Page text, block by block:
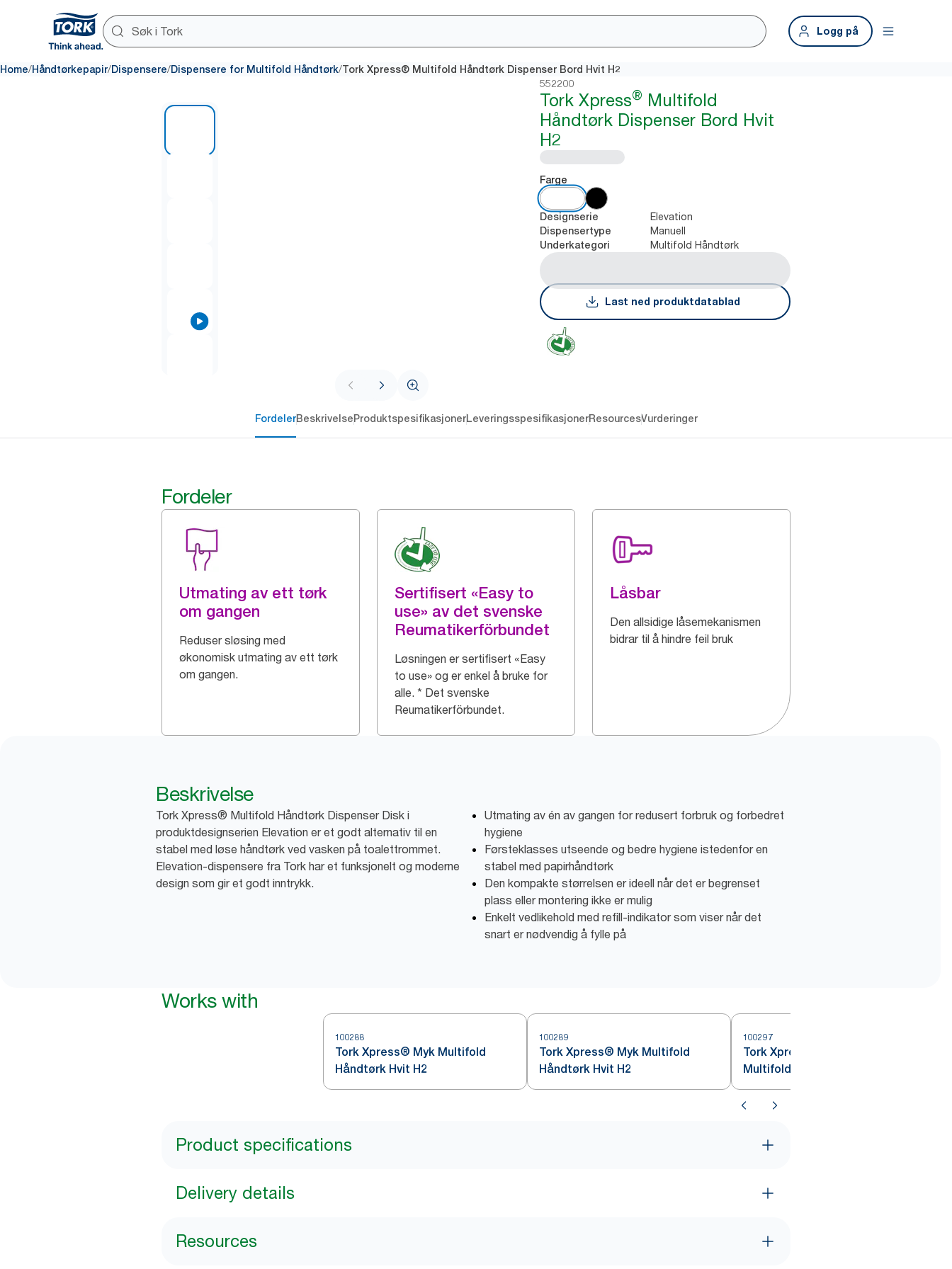
Logg på
Home/Håndtørkepapir/Dispensere/Dispensere for Multifold Håndtørk/Tork Xpress® Multifold Håndtørk Dispenser Bord Hvit H2
552200
Tork Xpress® Multifold
Håndtørk Dispenser Bord Hvit
H2
Farge
Designserie Elevation
Dispensertype Manuell
Underkategori Multifold Håndtørk
Last ned produktdatablad
FordelerBeskrivelseProduktspesifikasjonerLeveringsspesifikasjonerResourcesVurderinger
Fordeler
Utmating av ett tørk
om gangen
Reduser sløsing med
økonomisk utmating av ett tørk
om gangen.
Sertifisert «Easy to
use» av det svenske
Reumatikerförbundet
Løsningen er sertifisert «Easy
to use» og er enkel å bruke for
alle. * Det svenske
Reumatikerförbundet.
Låsbar
Den allsidige låsemekanismen
bidrar til å hindre feil bruk
Beskrivelse
Tork Xpress® Multifold Håndtørk Dispenser Disk i
produktdesignserien Elevation er et godt alternativ til en
stabel med løse håndtørk ved vasken på toalettrommet.
Elevation-dispensere fra Tork har et funksjonelt og moderne
design som gir et godt inntrykk.
Utmating av én av gangen for redusert forbruk og forbedret
hygiene
Førsteklasses utseende og bedre hygiene istedenfor en
stabel med papirhåndtørk
Den kompakte størrelsen er ideell når det er begrenset
plass eller montering ikke er mulig
Enkelt vedlikehold med refill-indikator som viser når det
snart er nødvendig å fylle på
Works with
100288
Tork Xpress® Myk Multifold
Håndtørk Hvit H2
100289
Tork Xpress® Myk Multifold
Håndtørk Hvit H2
100297
Tork Xpress® Ekstra Myk
Multifold Håndtørk Hvit H2
Product specifications
Delivery details
Resources